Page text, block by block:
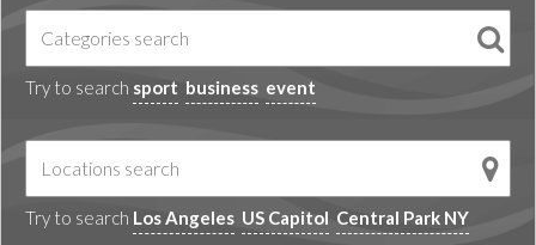
Try to search sport business event
Try to search Los Angeles US Capitol Central Park NY